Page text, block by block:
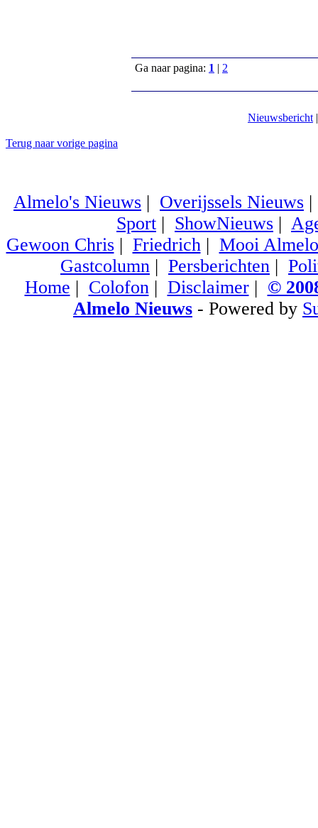
Ga naar pagina: 1 | 2
Nieuwsbericht
Terug naar vorige pagina
Almelo's Nieuws | Overijssels Nieuws
Sport | ShowNieuws |
Gewoon Chris| Friedrich| Mooi Almelo
Gastcolumn | Persberichten |
Home | Colofon| Disclaimer| ©
Almelo Nieuws - Powered by